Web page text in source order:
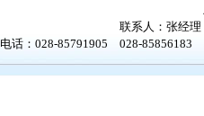
联系人：张经
电话：028-85791905 028-85856183